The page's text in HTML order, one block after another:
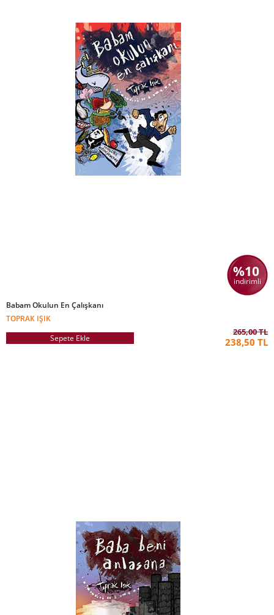
%10
indirimli
Babam Okulun En Çalışkanı
TOPRAK IŞIK
Sepete Ekle
265,00 TL
238,50 TL